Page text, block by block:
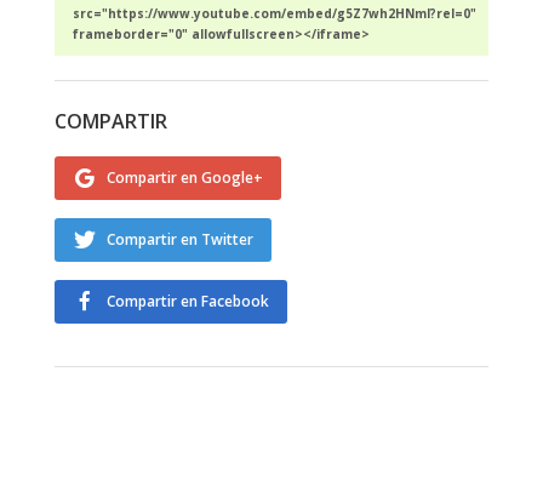
src="https://www.youtube.com/embed/g5Z7wh2HNmI?rel=0"
frameborder="0" allowfullscreen></iframe>
COMPARTIR
Compartir en Google+
Compartir en Twitter
Compartir en Facebook